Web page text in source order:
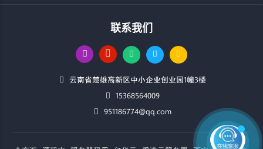
联系我们
云南省楚雄高新区中小企业创业园1幢3楼
15368564009
951186774@qq.com